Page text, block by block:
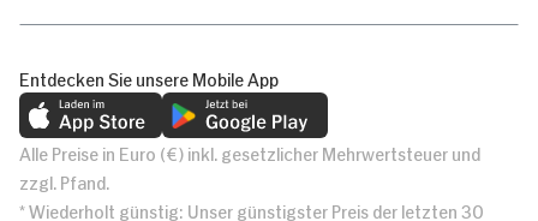
Entdecken Sie unsere Mobile App
Alle Preise in Euro (€) inkl. gesetzlicher Mehrwertsteuer und
zzgl. Pfand.
* Wiederholt günstig: Unser günstigster Preis der letzten 30